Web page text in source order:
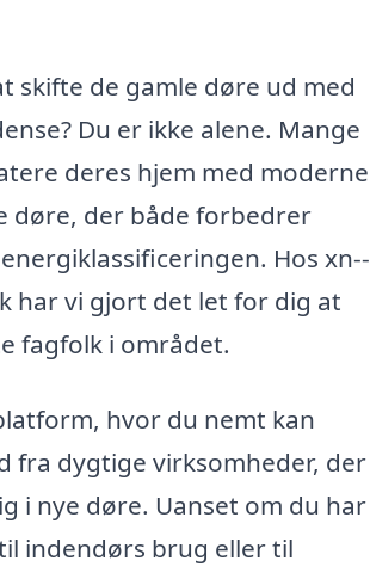
skifte de gamle døre ud med
Du er ikke alene. Mange
deres hjem med moderne
døre, der både forbedrer
Hos xn--
har vi gjort det let for dig at
fagfolk i området.
hvor du nemt kan
fra dygtige virksomheder, der
i nye døre. Uanset om du har
indendørs brug eller til